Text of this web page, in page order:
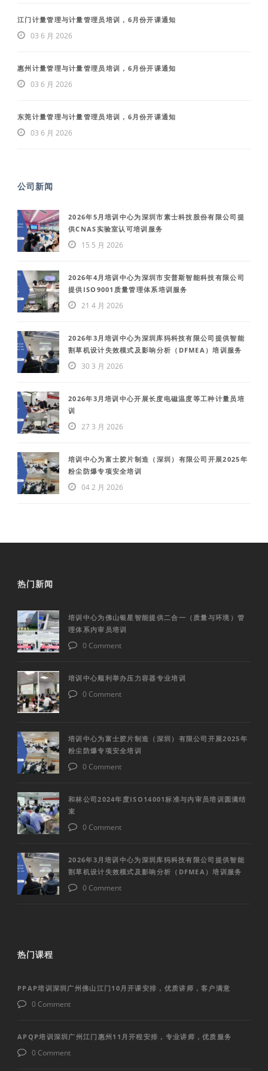
江门计量管理与计量管理员培训，6月份开课通知
03 6 月 2026
惠州计量管理与计量管理员培训，6月份开课通知
03 6 月 2026
东莞计量管理与计量管理员培训，6月份开课通知
03 6 月 2026
公司新闻
2026年5月培训中心为深圳市素士科技股份有限公司提
供CNAS实验室认可培训服务
15 5 月 2026
2026年4月培训中心为深圳市安普斯智能科技有限公司
提供ISO9001质量管理体系培训服务
21 4 月 2026
2026年3月培训中心为深圳库犸科技有限公司提供智能
割草机设计失效模式及影响分析（DFMEA）培训服务
30 3 月 2026
2026年3月培训中心开展长度电磁温度等工种计量员培
训
27 3 月 2026
培训中心为富士胶片制造（深圳）有限公司开展2025年
粉尘防爆专项安全培训
04 2 月 2026
热门新闻
培训中心为佛山银星智能提供二合一（质量与环境）管
理体系内审员培训
0 Comment
培训中心顺利举办压力容器专业培训
0 Comment
培训中心为富士胶片制造（深圳）有限公司开展2025年
粉尘防爆专项安全培训
0 Comment
和林公司2024年度ISO14001标准与内审员培训圆满结
束
0 Comment
2026年3月培训中心为深圳库犸科技有限公司提供智能
割草机设计失效模式及影响分析（DFMEA）培训服务
0 Comment
热门课程
PPAP培训深圳广州佛山江门10月开课安排，优质讲师，客户满意
0 Comment
APQP培训深圳广州江门惠州11月开程安排，专业讲师，优质服务
0 Comment